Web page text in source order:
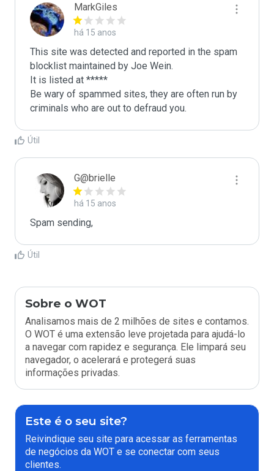
MarkGiles
há 15 anos
This site was detected and reported in the spam
blocklist maintained by Joe Wein.
It is listed at *****
Be wary of spammed sites, they are often run by
criminals who are out to defraud you.
Útil
G@brielle
há 15 anos
Spam sending,
Útil
Sobre o WOT
Analisamos mais de 2 milhões de sites e contamos.
O WOT é uma extensão leve projetada para ajudá-lo
a navegar com rapidez e segurança. Ele limpará seu
navegador, o acelerará e protegerá suas
informações privadas.
Este é o seu site?
Reivindique seu site para acessar as ferramentas
de negócios da WOT e se conectar com seus
clientes.